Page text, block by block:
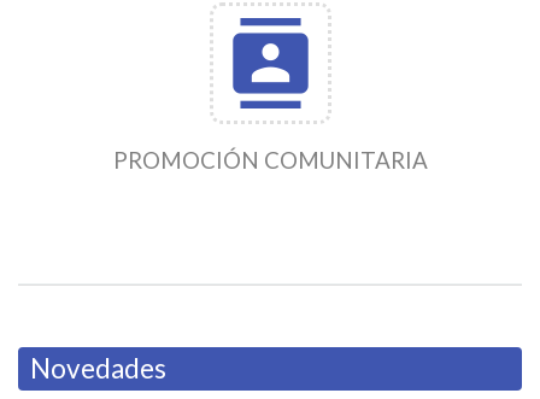
contacts
PROMOCIÓN COMUNITARIA
Novedades